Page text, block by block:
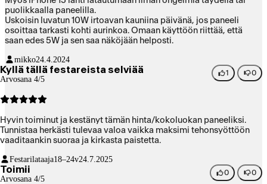
puolikkaalla paneelilla.
Uskoisin luvatun 10W irtoavan kauniina päivänä, jos paneeli
osoittaa tarkasti kohti aurinkoa. Omaan käyttöön riittää, että
saan edes 5W ja sen saa näköjään helposti.
mikko24.4.2024
Kyllä tällä festareista selviää
Arvosana 4/5
1 0
Hyvin toiminut ja kestänyt tämän hinta/kokoluokan paneeliksi.
Tunnistaa herkästi tulevaa valoa vaikka maksimi tehonsyöttöön
vaaditaankin suoraa ja kirkasta paistetta.
Festarilataaja18–24v24.7.2025
Toimii
Arvosana 4/5
0 0